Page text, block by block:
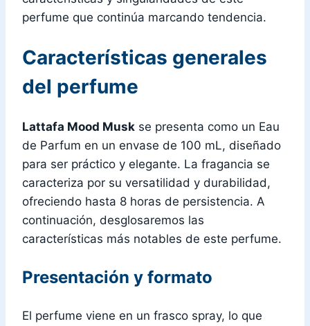
perfume que continúa marcando tendencia.
Características generales
del perfume
Lattafa Mood Musk se presenta como un Eau
de Parfum en un envase de 100 mL, diseñado
para ser práctico y elegante. La fragancia se
caracteriza por su versatilidad y durabilidad,
ofreciendo hasta 8 horas de persistencia. A
continuación, desglosaremos las
características más notables de este perfume.
Presentación y formato
El perfume viene en un frasco spray, lo que